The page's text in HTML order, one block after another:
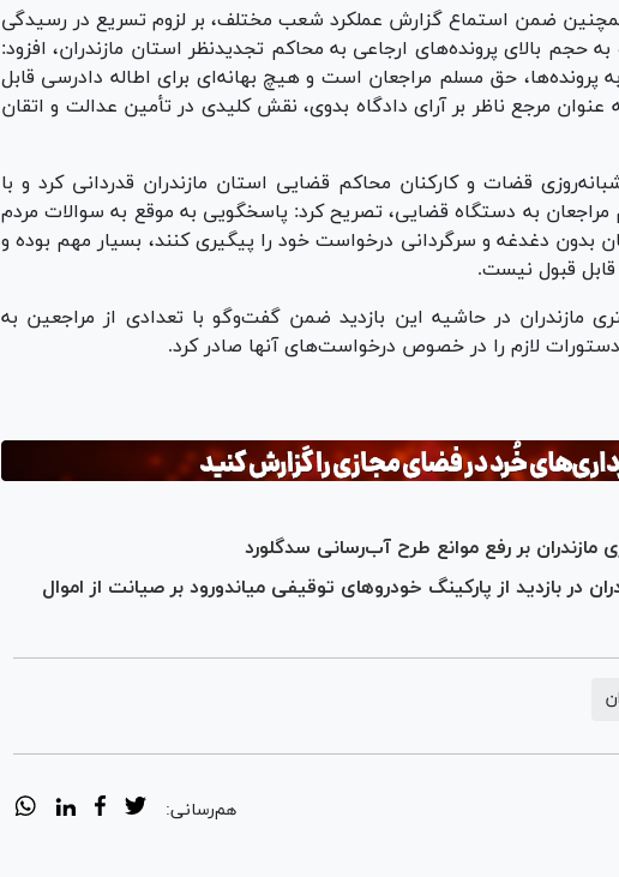
ضمن استماع گزارش عملکرد شعب مختلف، بر لزوم تسریع در رسیدگی
به حجم بالای پرونده‌های ارجاعی به محاکم تجدیدنظر استان مازندران، افزود:
پرونده‌ها، حق مسلم مراجعان است و هیچ بهانه‌ای برای اطاله دادرسی قابل
مرجع ناظر بر آرای دادگاه بدوی، نقش کلیدی در تأمین عدالت و اتقان
قضات و کارکنان محاکم قضایی استان مازندران قدردانی کرد و با
به دستگاه قضایی، تصریح کرد: پاسخگویی به موقع به سوالات مردم
بدون دغدغه و سرگردانی درخواست خود را پیگیری کنند، بسیار مهم بوده و
قبول نیست.
در حاشیه این بازدید ضمن گفت‌و‌گو با تعدادی از مراجعین به
لازم را در خصوص درخواست‌های آنها صادر کرد.
بر رفع موانع طرح آب‌رسانی سدگلورد
در بازدید از پارکینگ خودرو‌های توقیفی میاندورود بر صیانت از اموال
هم‌رسانی: